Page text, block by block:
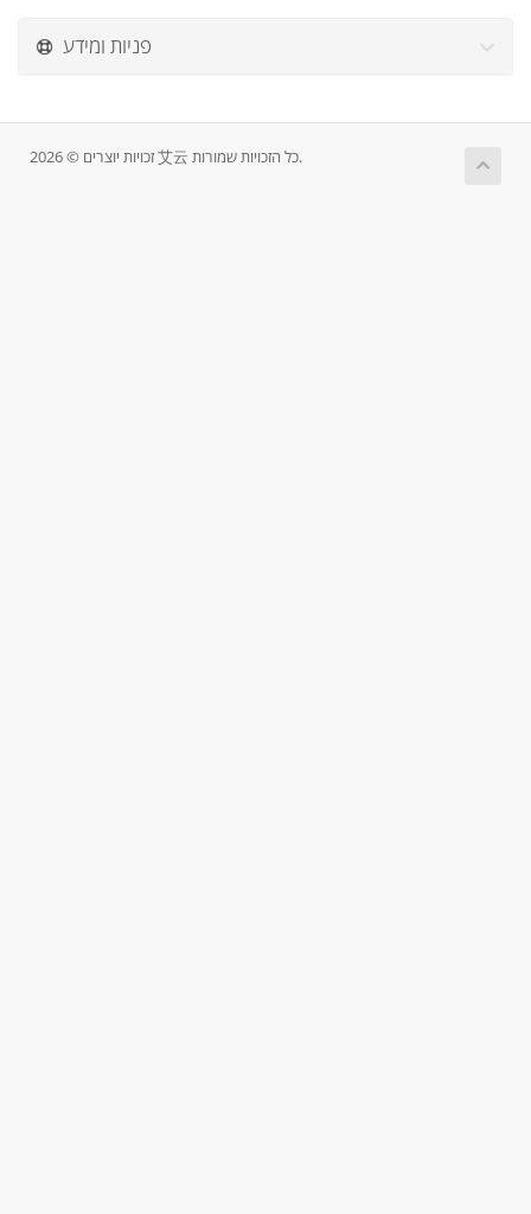
פניות ומידע
זכויות יוצרים © 2026 艾云 כל הזכויות שמורות.